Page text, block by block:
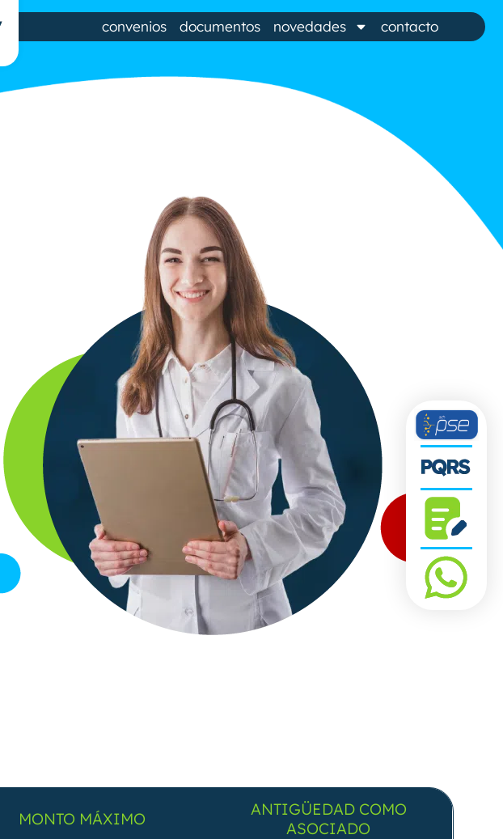
convenios documentos novedades contacto
MONTO MÁXIMO
ANTIGÜEDAD COMO
ASOCIADO